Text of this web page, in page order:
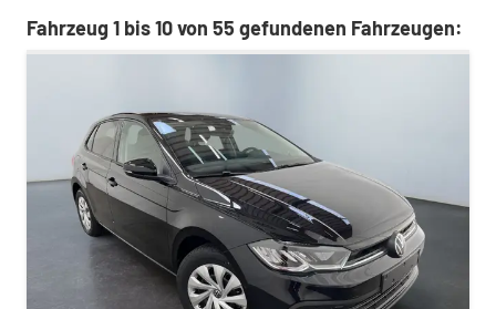
Fahrzeug 1 bis 10 von 55 gefundenen Fahrzeugen: